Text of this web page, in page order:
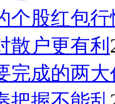
个股红包行
散户更有利
完成的两大